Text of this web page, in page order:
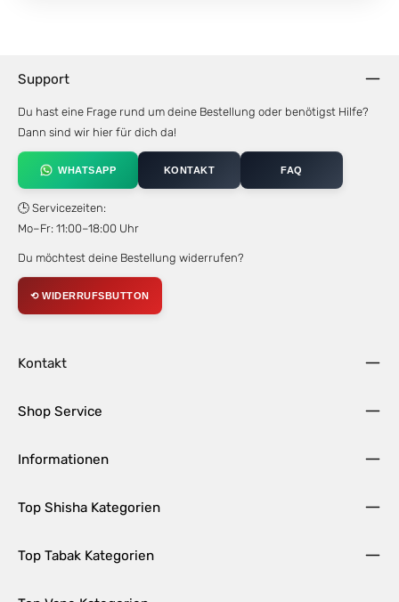
Support
Du hast eine Frage rund um deine Bestellung oder benötigst Hilfe?
Dann sind wir hier für dich da!
WHATSAPP KONTAKT FAQ
🕒 Servicezeiten:
Mo–Fr: 11:00–18:00 Uhr
Du möchtest deine Bestellung widerrufen?
⟲ WIDERRUFSBUTTON
Kontakt
Shop Service
Informationen
Top Shisha Kategorien
Top Tabak Kategorien